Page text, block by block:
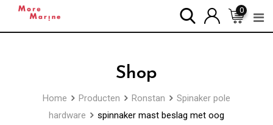
0
Shop
Home Producten Ronstan
Spinaker pole
hardware
spinnaker mast beslag met oog